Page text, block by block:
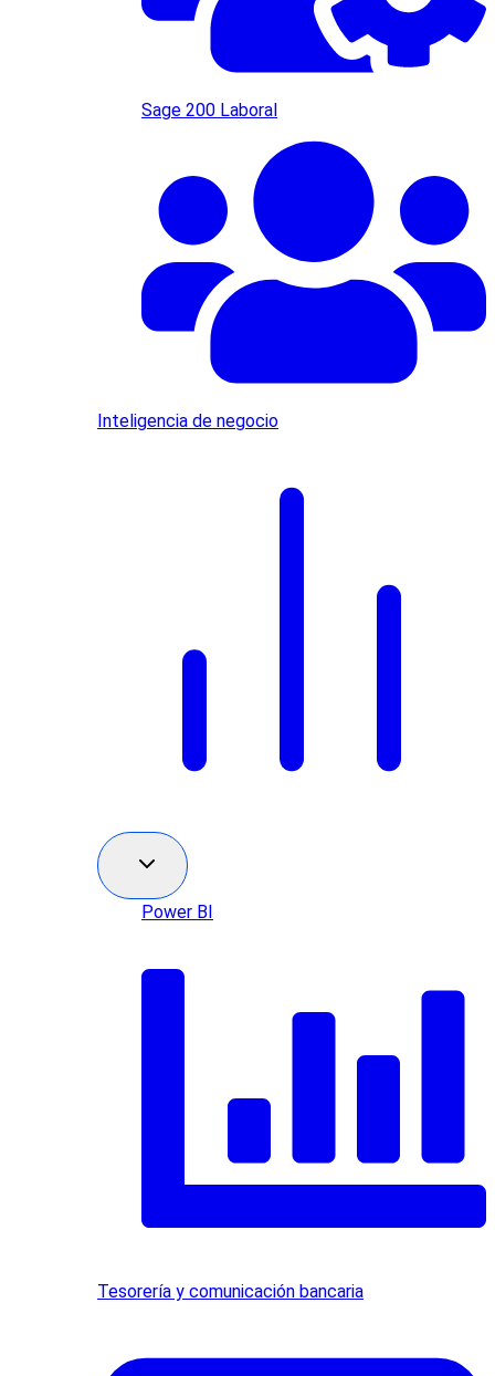
Sage 200 Laboral
Inteligencia de negocio
Power BI
Tesorería y comunicación bancaria